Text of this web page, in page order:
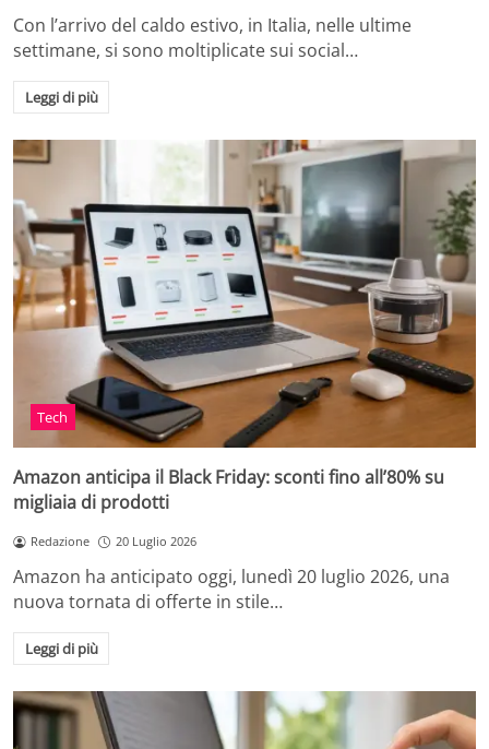
Con l’arrivo del caldo estivo, in Italia, nelle ultime
settimane, si sono moltiplicate sui social…
Leggi di più
Tech
Amazon anticipa il Black Friday: sconti fino all’80% su
migliaia di prodotti
Redazione 20 Luglio 2026
Amazon ha anticipato oggi, lunedì 20 luglio 2026, una
nuova tornata di offerte in stile…
Leggi di più